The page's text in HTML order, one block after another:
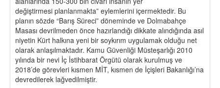
değiştirmesi planlanmakta” eylemlerini içermektedir. Bu
planın sözde “Barış Süreci” döneminde ve Dolmabahçe
Masası devrilmeden önce hazırlandığı dikkate alındığında asıl
niyetin Kürt halkına yeni bir soykırım uygulamak olduğu net
olarak anlaşılmaktadır. Kamu Güvenliği Müsteşarlığı 2010
yılında bir nevi İç İstihbarat Örgütü olarak kurulmuş ve
2018’de görevleri kısmen MİT, kısmen de İçişleri Bakanlığı’na
devredilerek lağvedilmiştir.